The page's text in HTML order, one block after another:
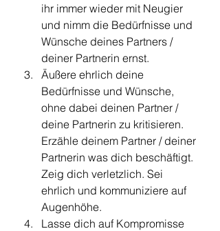
ihr immer wieder mit Neugier
und nimm die Bedürfnisse und
Wünsche deines Partners /
deiner Partnerin ernst.
Äußere ehrlich deine
Bedürfnisse und Wünsche,
ohne dabei deinen Partner /
deine Partnerin zu kritisieren.
Erzähle deinem Partner / deiner
Partnerin was dich beschäftigt.
Zeig dich verletzlich. Sei
ehrlich und kommuniziere auf
Augenhöhe.
Lasse dich auf Kompromisse